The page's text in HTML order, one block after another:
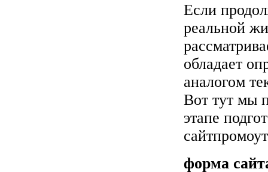
Если
реальной
обладает
аналогом
Вот тут мы
этапе
форма